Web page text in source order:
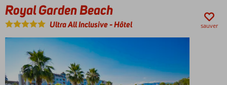
Un
magnifique
spa
Royal Garden Beach
Ultra All Inclusive-Hôtel sauver